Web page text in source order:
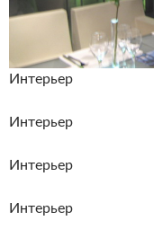
Интерьер
Интерьер
Интерьер
Интерьер